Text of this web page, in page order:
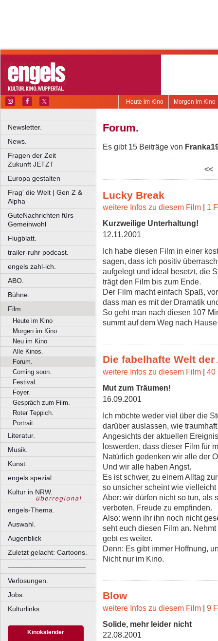
Morgen im Kino
Heute im Kino
Newsletter.
News.
Fragen der Zeit
Zukunft JETZT
Europa gestalten
Frag' die Welt | Gen Z &
Alpha
GuteNachrichten fürs
Gemeinwohl
Flugblatt.
trailer-ruhr podcast.
engels zahl-ich.
ABO.
Bühne.
Film.
Heute im Kino
Morgen im Kino
Neu im Kino
Alle Kinos.
Forum.
Coming soon.
Festival.
Foyer.
Gespräch zum Film.
Roter Teppich.
Portrait.
Literatur.
Musik.
Kunst.
engels spezial.
Kultur in NRW.
engels-Thema.
Auswahl.
Augenblick
Zuletzt gelacht: Cartoons.
––––––––––––––––––––
Verlosungen.
Jobs.
Kulturlinks.
Kinokalender
Forum.
Es gibt 15 Beiträge von
<<
Lucky Break
weitere Infos zu diesem Film | 1
Kurzweilige Unterhaltung!
12.11.2001
Ich habe diesen Film in einer
sagen, dass ich positiv
aufgelegt und ideal besetzt, die
trägt den Film bis zum Ende.
Der Film macht einfach Spaß,
dass man es mit der Dramatik
So geht man nach diesen 107
summt auf dem Weg nach
Die fabelhafte Welt der
weitere Infos zu diesem Film | 40
Mut zum Träumen!
16.09.2001
Ich möchte weder viel über die
darüber auslassen, wie
Angesichts der aktuellen
loswerden, dass dieser Film für
Natürlich gedenken wir alle der
Und wir alle haben Angst.
Es ist schwer, zu einem Alltag
so unsicher scheint wie vielleicht
Aber: wir dürfen nicht so tun, als
verboten, Freude zu empfinden.
Also: wenn ihr ihn noch nicht
seht euch diesen Film an.
gebt es weiter.
Denn: Es gibt immer Hoffnung,
Nicht nur im Kino.
Blow
weitere Infos zu diesem Film | 9
Solide, mehr leider nicht
22.08.2001